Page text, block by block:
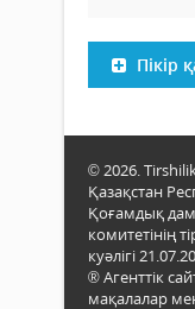
Пікір
© 2026.
Қазақстан
Қоғамдық
комитетінің
куәлігі
® Агенттік
мақалалар